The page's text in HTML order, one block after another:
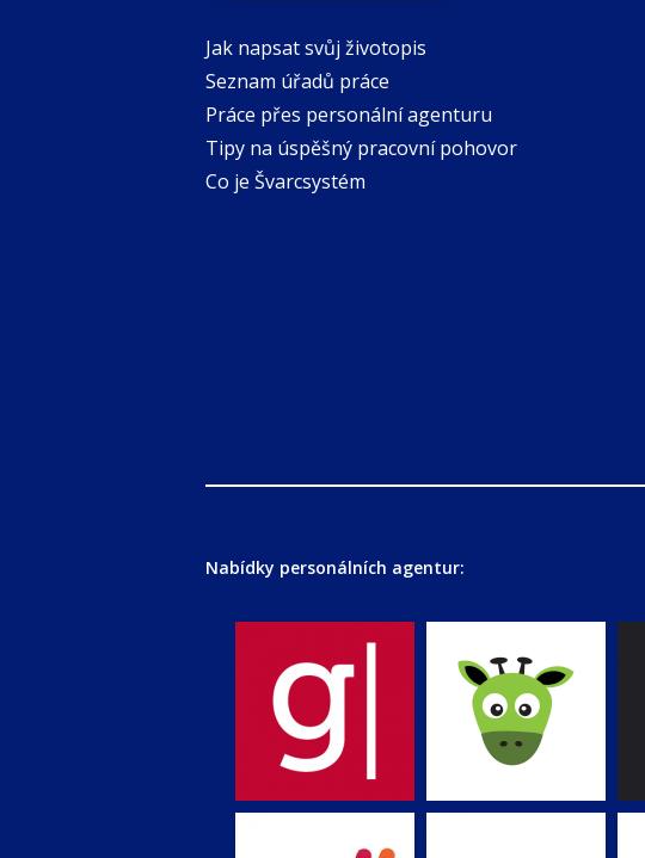
Jak napsat svůj životopis
Seznam úřadů práce
Práce přes personální agenturu
Tipy na úspěšný pracovní pohovor
Co je Švarcsystém
Nabídky personálních agentur: